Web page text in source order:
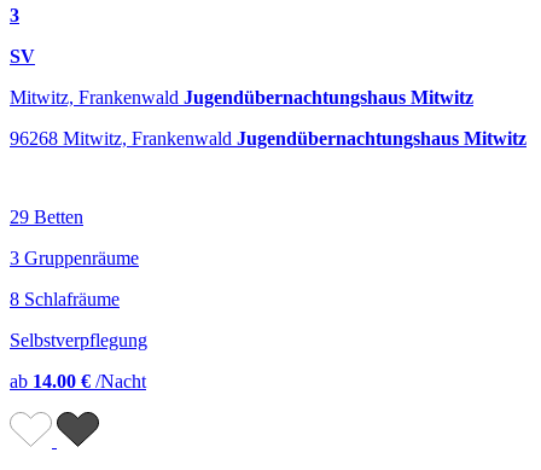
3
SV
Mitwitz, Frankenwald Jugendübernachtungshaus Mitwitz
96268 Mitwitz, Frankenwald Jugendübernachtungshaus Mitwitz
29 Betten
3 Gruppenräume
8 Schlafräume
Selbstverpflegung
ab 14.00 € /Nacht